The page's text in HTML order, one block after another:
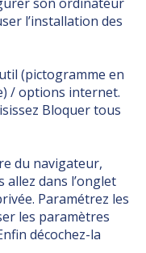
l’installation des
(pictogramme en
/ options internet.
Bloquer tous
du navigateur,
dans l’onglet
Paramétrez les
les paramètres
décochez-la